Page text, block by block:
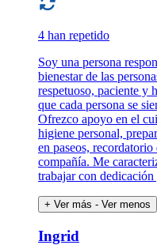
4 han repetido
Soy una persona
bienestar de las
respetuoso, paciente y
que cada persona se
Ofrezco apoyo en el
higiene personal,
en paseos,
compañía. Me
trabajar con
+ Ver más - Ver menos
Ingrid